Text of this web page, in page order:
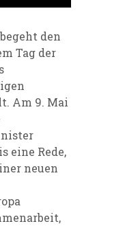
den
Tag der
Am 9. Mai
eine Rede,
neuen